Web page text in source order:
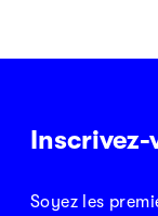
Soyez les